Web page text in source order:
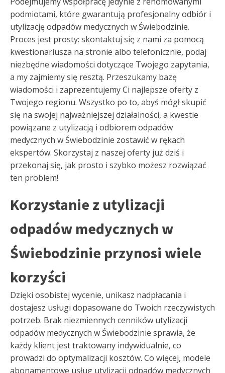
podmiotami, które gwarantują profesjonalny odbiór i
utylizację odpadów medycznych w Świebodzinie.
Proces jest prosty: skontaktuj się z nami za pomocą
kwestionariusza na stronie albo telefonicznie, podaj
niezbędne wiadomości dotyczące Twojego zapytania,
a my zajmiemy się resztą. Przeszukamy bazę
wiadomości i zaprezentujemy Ci najlepsze oferty z
Twojego regionu. Wszystko po to, abyś mógł skupić
się na swojej najważniejszej działalności, a kwestie
powiązane z utylizacją i odbiorem odpadów
medycznych w Świebodzinie zostawić w rękach
ekspertów. Skorzystaj z naszej oferty już dziś i
przekonaj się, jak prosto i szybko możesz rozwiązać
ten problem!
Korzystanie z utylizacji
odpadów medycznych w
Świebodzinie przynosi wiele
korzyści
Dzięki osobistej wycenie, unikasz nadpłacania i
dostajesz usługi dopasowane do Twoich rzeczywistych
potrzeb. Brak niezmiennych cenników utylizacji
odpadów medycznych w Świebodzinie sprawia, że
każdy klient jest traktowany indywidualnie, co
prowadzi do optymalizacji kosztów. Co więcej, modele
abonamentowe usług utylizacji odpadów medycznych